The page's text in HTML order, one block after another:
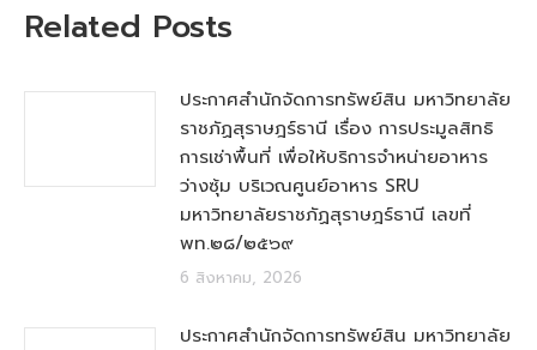
Related Posts
ประกาศสำนักจัดการทรัพย์สิน มหาวิทยาลัย
ราชภัฏสุราษฎร์ธานี เรื่อง การประมูลสิทธิ
การเช่าพื้นที่ เพื่อให้บริการจำหน่ายอาหาร
ว่างซุ้ม บริเวณศูนย์อาหาร SRU
มหาวิทยาลัยราชภัฏสุราษฎร์ธานี เลขที่
พท.๒๘/๒๕๖๙
6 สิงหาคม, 2026
ประกาศสำนักจัดการทรัพย์สิน มหาวิทยาลัย